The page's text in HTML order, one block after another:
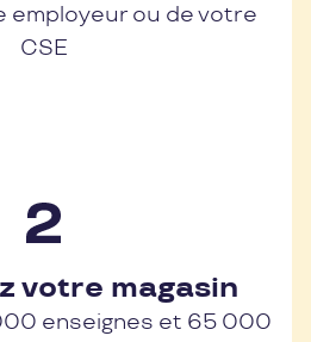
employeur ou de votre
CSE
votre magasin
enseignes et 65 000